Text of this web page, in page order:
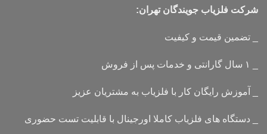
شرکت فلزیاب جویندگان تهران:
_ تضمین قیمت و کیفیت
_ آموزش رایگان کار با فلزیاب به مشتریان عزیز
_ دستگاه های فلزیاب کاملا اورجینال با قابلیت تست حضوری